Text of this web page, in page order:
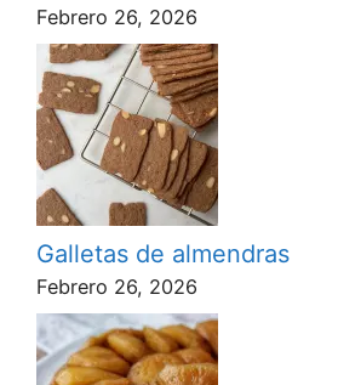
Febrero 26, 2026
Galletas de almendras
Febrero 26, 2026